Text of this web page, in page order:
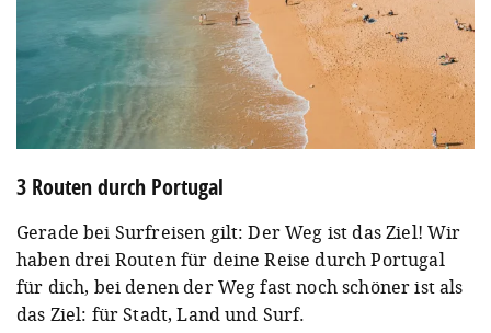
3 Routen durch Portugal
Gerade bei Surfreisen gilt: Der Weg ist das Ziel! Wir
haben drei Routen für deine Reise durch Portugal
für dich, bei denen der Weg fast noch schöner ist als
das Ziel: für Stadt, Land und Surf.